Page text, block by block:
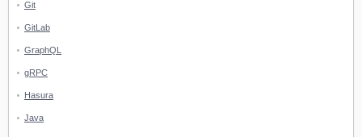
Git
GitLab
GraphQL
gRPC
Hasura
Java